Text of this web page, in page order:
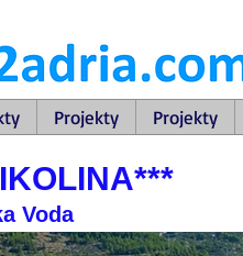
Projekty Projekty
Voda